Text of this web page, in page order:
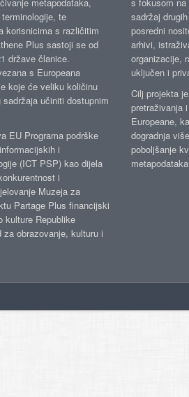
te
korisnicima s različitim
Plus sastoji se od
države članice.
s Europeana
koje će veliku količinu
učiniti dostupnim
EU Programa podrške
i
(ICT PSP) kao dijela
i
Muzeja za
Partage Plus financijski
kulture Republike
obrazovanje, kulturu i
sadržaj
posredni
arhivi,
organizacije,
uključen i
Cilj projekta
pretraživanja
Europeane,
dogradnja
poboljšanje